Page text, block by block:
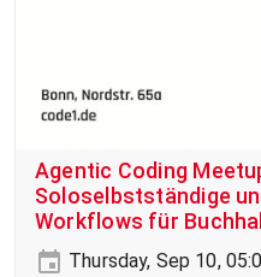
Agentic Coding
Soloselbstständige
Workflows für
Vertrieb & Co
Thursday, Sep 10,